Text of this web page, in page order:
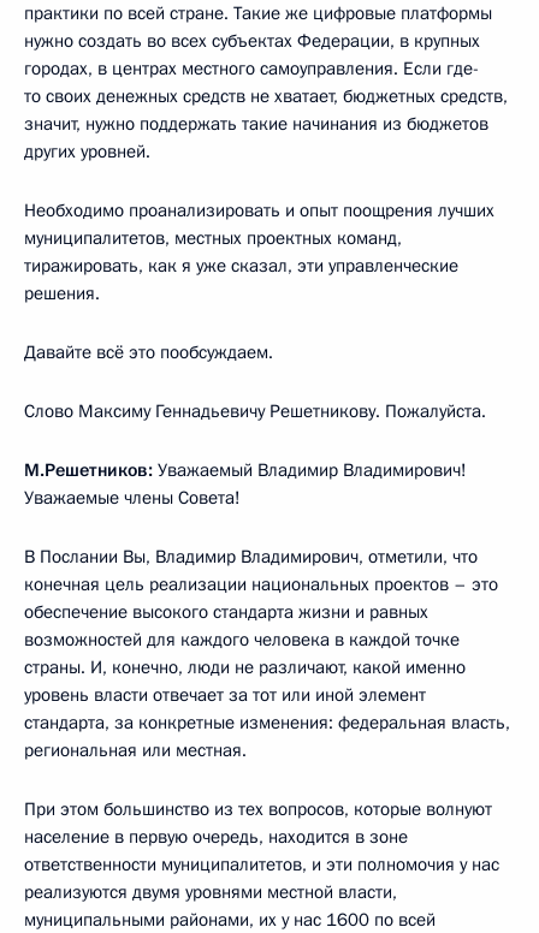
практики по всей стране. Такие же цифровые платформы
нужно создать во всех субъектах Федерации, в крупных
городах, в центрах местного самоуправления. Если где-
то своих денежных средств не хватает, бюджетных средств,
значит, нужно поддержать такие начинания из бюджетов
других уровней.
Необходимо проанализировать и опыт поощрения лучших
муниципалитетов, местных проектных команд,
тиражировать, как я уже сказал, эти управленческие
решения.
Давайте всё это пообсуждаем.
Слово Максиму Геннадьевичу Решетникову. Пожалуйста.
М.Решетников: Уважаемый Владимир Владимирович!
Уважаемые члены Совета!
В Послании Вы, Владимир Владимирович, отметили, что
конечная цель реализации национальных проектов – это
обеспечение высокого стандарта жизни и равных
возможностей для каждого человека в каждой точке
страны. И, конечно, люди не различают, какой именно
уровень власти отвечает за тот или иной элемент
стандарта, за конкретные изменения: федеральная власть,
региональная или местная.
При этом большинство из тех вопросов, которые волнуют
население в первую очередь, находится в зоне
ответственности муниципалитетов, и эти полномочия у нас
реализуются двумя уровнями местной власти,
муниципальными районами, их у нас 1600 по всей